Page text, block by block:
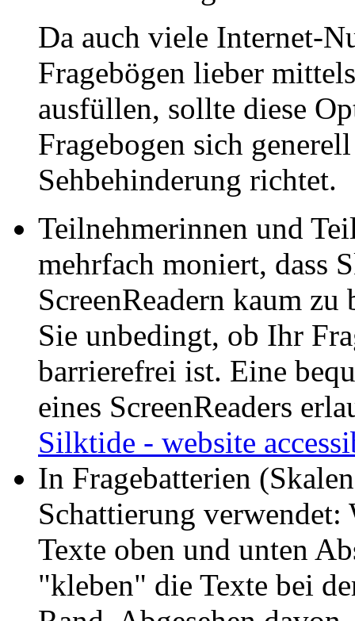
Da auch viele Internet-
Fragebögen lieber
ausfüllen, sollte diese
Fragebogen sich
Sehbehinderung richtet.
Teilnehmerinnen und
mehrfach moniert, dass
ScreenReadern kaum
Sie unbedingt, ob Ihr
barrierefrei ist. Eine
eines ScreenReaders
Silktide - website
In Fragebatterien
Schattierung
Texte oben und unten
"kleben" die Texte bei